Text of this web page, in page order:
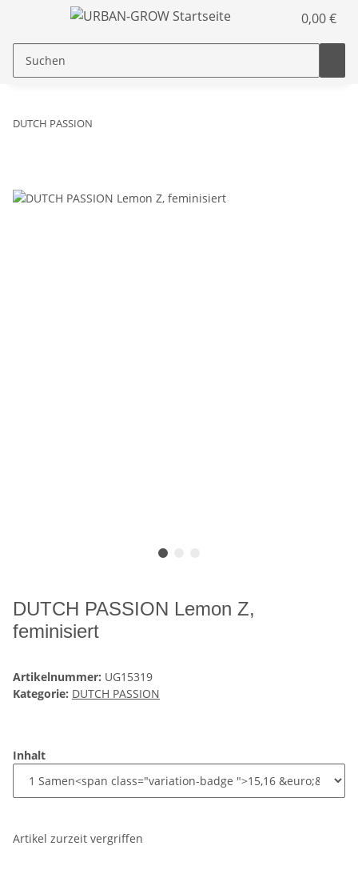
0,00 €
DUTCH PASSION
DUTCH PASSION Lemon Z,
feminisiert
Artikelnummer: UG15319
Kategorie: DUTCH PASSION
Inhalt
Artikel zurzeit vergriffen